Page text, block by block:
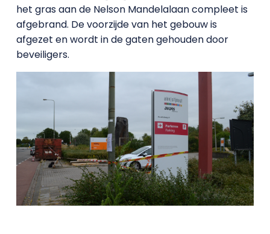
het gras aan de Nelson Mandelalaan compleet is
afgebrand. De voorzijde van het gebouw is
afgezet en wordt in de gaten gehouden door
beveiligers.